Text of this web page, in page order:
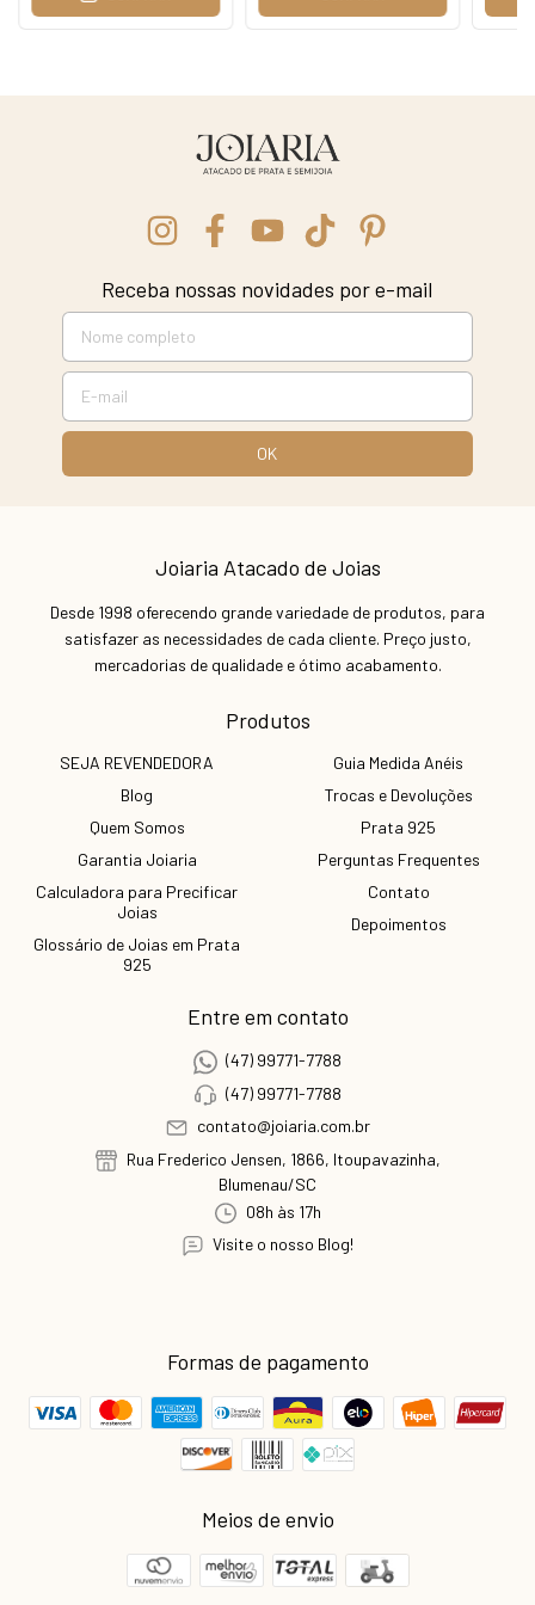
Receba nossas novidades por e-mail
Joiaria Atacado de Joias
Desde 1998 oferecendo grande variedade de produtos, para
satisfazer as necessidades de cada cliente. Preço justo,
mercadorias de qualidade e ótimo acabamento.
Produtos
SEJA REVENDEDORA
Blog
Quem Somos
Garantia Joiaria
Calculadora para Precificar
Joias
Glossário de Joias em Prata
925
Guia Medida Anéis
Trocas e Devoluções
Prata 925
Perguntas Frequentes
Contato
Depoimentos
Entre em contato
(47) 99771-7788
(47) 99771-7788
contato@joiaria.com.br
Rua Frederico Jensen, 1866, Itoupavazinha,
Blumenau/SC
08h às 17h
Visite o nosso Blog!
Formas de pagamento
Meios de envio